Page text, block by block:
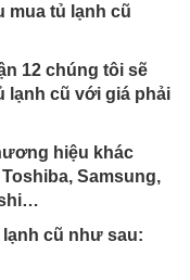
mua tủ lạnh cũ
12 chúng tôi sẽ
lạnh cũ với giá phải
hiệu khác
Samsung,
cũ như sau: